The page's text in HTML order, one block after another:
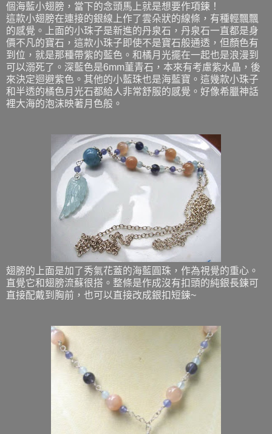
個海藍小翅膀，當下的念頭馬上就是想要作項鍊！
這款小翅膀在連接的銀線上作了雲朵狀的線條，有種輕飄飄
的感覺。上面的小珠子是新進的丹泉石，丹泉石一直都是身
價不凡的寶石，這款小珠子即使不是寶石般通透，但顏色有
到位，就是那種帶紫的藍色。和橘月光擺在一起也是浪漫到
可以溺死了。深藍色是6mm菫青石，本來有考慮紫水晶，後
來決定迴避紫色。其他的小藍珠也是海藍寶。這幾款小珠子
和半透的橘色月光石都給人非常舒服的感覺。好像希臘神話
裡大海的泡沫映著月色般。
翅膀的上面是加了秀氣花蓋的海藍圓珠，作為視覺的重心。
直覺它和翅膀流蘇很搭。 整條是作成沒有扣頭的純銀長鍊可
直接配戴到胸前，也可以直接改成銀扣短鍊~